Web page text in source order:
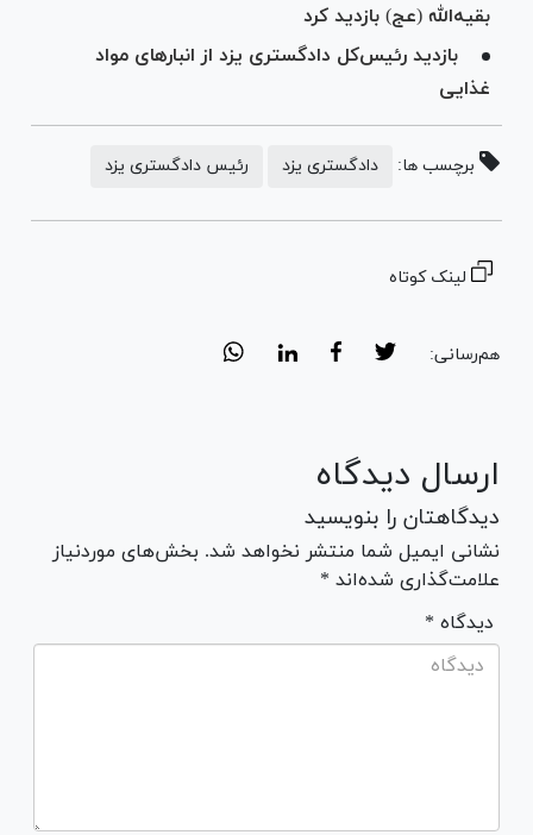
بقیه‌الله (عج) بازدید کرد
بازدید رئیس‌کل دادگستری یزد از انبار‌های مواد
غذایی
برچسب ها: دادگستری یزد رئیس دادگستری یزد
لینک کوتاه
هم‌رسانی:
ارسال دیدگاه
دیدگاهتان را بنویسید
نشانی ایمیل شما منتشر نخواهد شد. بخش‌های موردنیاز
علامت‌گذاری شده‌اند *
* دیدگاه